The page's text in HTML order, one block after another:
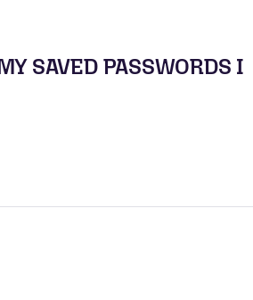
SAVED PASSWORDS I